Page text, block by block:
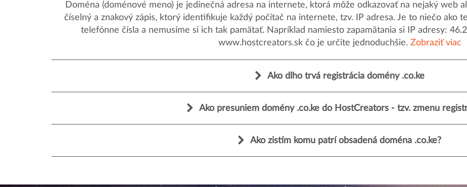
Doména (doménové meno) je jedinečná adresa na internete, ktorá môže odkazovať na nejaký web
číselný a znakový zápis, ktorý identifikuje každý počítač na internete, tzv. IP adresa. Je to niečo ako
telefónne čísla a nemusíme si ich tak pamätať. Napríklad namiesto zapamätania si IP adresy:
www.hostcreators.sk čo je určite jednoduchšie. Zobraziť viac
Ako dlho trvá registrácia domény .co.ke
Ako presuniem domény .co.ke do HostCreators - tzv. zmenu
Ako zistím komu patrí obsadená doména .co.ke?